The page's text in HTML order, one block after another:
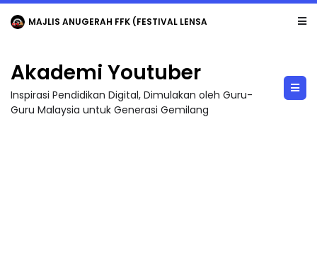
MAJLIS ANUGERAH FFK (FESTIVAL LENSA PENDIDIKAN - FLeP) 2026
Akademi Youtuber
Inspirasi Pendidikan Digital, Dimulakan oleh Guru-
Guru Malaysia untuk Generasi Gemilang